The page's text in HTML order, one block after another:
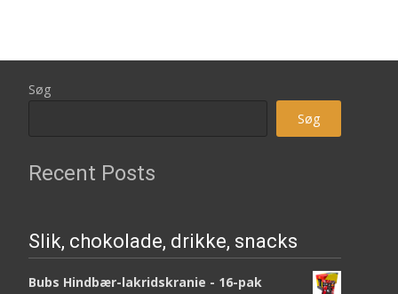
Søg
Søg
Recent Posts
Slik, chokolade, drikke, snacks
Bubs Hindbær-lakridskranie - 16-pak